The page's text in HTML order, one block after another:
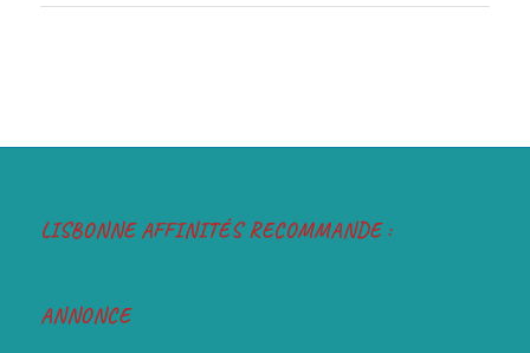
LISBONNE AFFINITÉS RECOMMANDE :
ANNONCE